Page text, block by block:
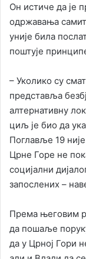
Он истиче да је
одржавања
уније била
поштује
– Уколико су
представља
алтернативну
циљ је био да
Поглавље 19
Црне Горе не
социјални
запослених –
Према његовим
да пошаље
да у Црној Гори